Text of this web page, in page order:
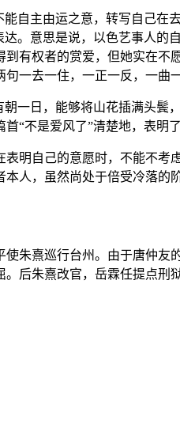
自主由运之意，转写自己
。意思是说，以色艺事人
有权者的赏爱，但她实在
一去一住，一正一反，一曲
一日，能够将山花插满头
“不是爱风了”清楚地，表明
明自己的意愿时，不能不
人，虽然尚处于倍受冷落
使朱熹巡行台州。由于唐仲
后朱熹改官，岳霖任提点刑